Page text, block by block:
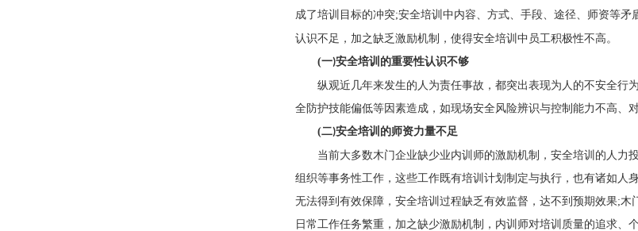
成了培训目标的冲突;安全培训中内容、方式、手段、途径、师资等
认识不足，加之缺乏激励机制，使得安全培训中员工积极性不高。
(一)安全培训的重要性认识不够
纵观近几年来发生的人为责任事故，都突出表现为人的不安全行
全防护技能偏低等因素造成，如现场安全风险辨识与控制能力不高、
(二)安全培训的师资力量不足
当前大多数木门企业缺少业内训师的激励机制，安全培训的人
组织等事务性工作，这些工作既有培训计划制定与执行，也有诸如人
无法得到有效保障，安全培训过程缺乏有效监督，达不到预期效果;木
日常工作任务繁重，加之缺少激励机制，内训师对培训质量的追求